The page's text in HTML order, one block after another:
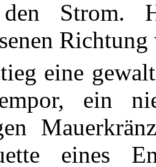
Strom.
Richtung
eine
ein
eines